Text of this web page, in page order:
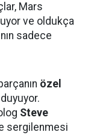
Mars
ve oldukça
sadece
özel
Steve
sergilenmesi